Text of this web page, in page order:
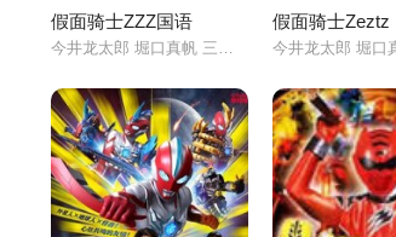
假面骑士ZZZ国语
今井龙太郎 堀口真帆 三岛健太 小贯莉奈 八木美树 川
假面骑士Zeztz